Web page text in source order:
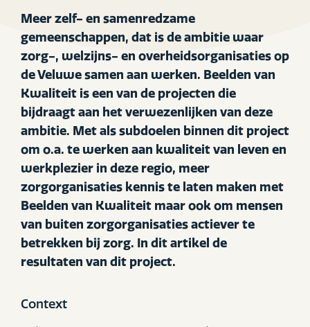
Meer zelf- en samenredzame
gemeenschappen, dat is de ambitie waar
zorg-, welzijns- en overheidsorganisaties op
de Veluwe samen aan werken. Beelden van
Kwaliteit is een van de projecten die
bijdraagt aan het verwezenlijken van deze
ambitie. Met als subdoelen binnen dit project
om o.a. te werken aan kwaliteit van leven en
werkplezier in deze regio, meer
zorgorganisaties kennis te laten maken met
Beelden van Kwaliteit maar ook om mensen
van buiten zorgorganisaties actiever te
betrekken bij zorg. In dit artikel de
resultaten van dit project.
Context